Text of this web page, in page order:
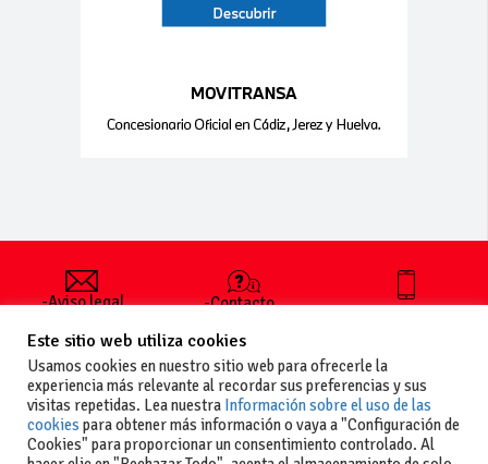
-Aviso legal
generales
de uso
-Política de
privacidad
-Política de
cookies
-Contacto
publicar un
anuncio
-Vende+
+34 627 35
Este sitio web utiliza cookies
Usamos cookies en nuestro sitio web para ofrecerle la
experiencia más relevante al recordar sus preferencias y sus
visitas repetidas. Lea nuestra Información sobre el uso de las
cookies para obtener más información o vaya a "Configuración de
Cookies" para proporcionar un consentimiento controlado. Al